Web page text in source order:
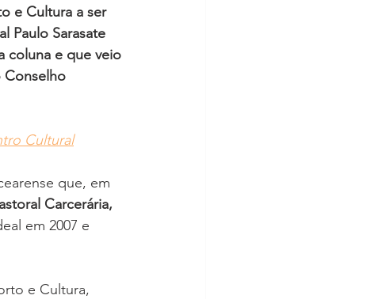
e Cultura a ser
Paulo Sarasate
coluna e que veio
Conselho
Cultural
que, em
Carcerária,
em 2007 e
e Cultura,